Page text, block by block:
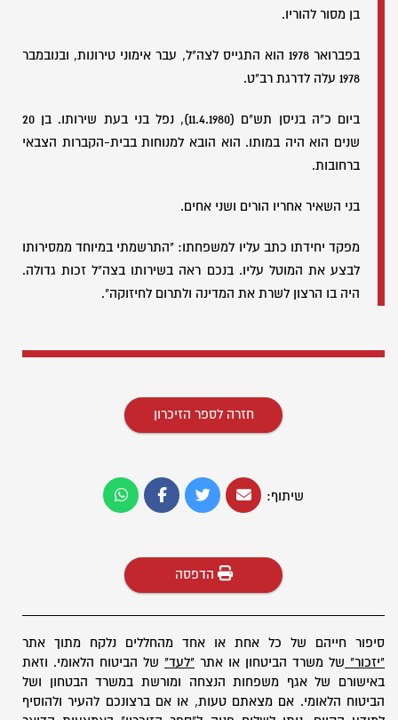
בן מסור להוריו.
בפברואר 1978 הוא התגייס לצה"ל, עבר אימוני טירונות, ובנובמבר
1978 עלה לדרגת רב"ט.
ביום כ"ה בניסן תש"ם (11.4.1980), נפל בני בעת שירותו. בן 20
שנים הוא היה במותו. הוא הובא למנוחות בבית-הקברות הצבאי
ברחובות.
בני השאיר אחריו הורים ושני אחים.
מפקד יחידתו כתב עליו למשפחתו: "התרשמתי במיוחד ממסירותו
לבצע את המוטל עליו. בנכם ראה בשירותו בצה"ל זכות גדולה.
היה בו הרצון לשרת את המדינה ולתרום לחיזוקה".
חזרה לספר הזיכרון
שיתוף:
הדפסה
סיפור חייהם של כל אחת או אחד מהחללים נלקח מתוך אתר
"יזכור" של משרד הביטחון או אתר "לעד" של הביטוח הלאומי. וזאת
באישורם של אגף משפחות הנצחה ומורשת במשרד הבטחון ושל
הביטוח הלאומי. אם מצאתם טעות, או אם ברצונכם להעיר ולהוסיף